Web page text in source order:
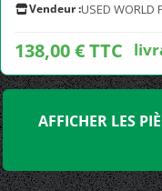
Vendeur :USED WORLD
138,00 € TTC
AFFICHER LES